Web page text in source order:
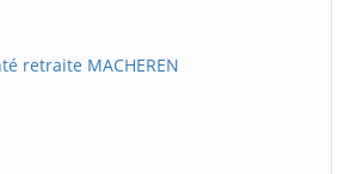
retraite MACHEREN